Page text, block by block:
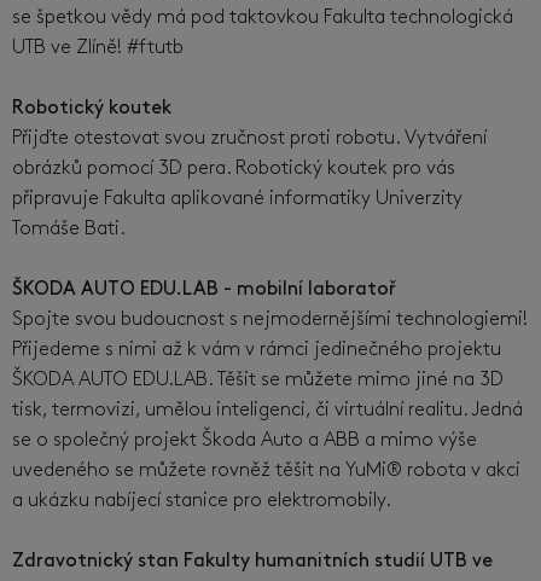
se špetkou vědy má pod taktovkou Fakulta technologická
UTB ve Zlíně! #ftutb
Robotický koutek
Přijďte otestovat svou zručnost proti robotu. Vytváření
obrázků pomocí 3D pera. Robotický koutek pro vás
připravuje Fakulta aplikované informatiky Univerzity
Tomáše Bati.
ŠKODA AUTO EDU.LAB - mobilní laboratoř
Spojte svou budoucnost s nejmodernějšími technologiemi!
Přijedeme s nimi až k vám v rámci jedinečného projektu
ŠKODA AUTO EDU.LAB. Těšit se můžete mimo jiné na 3D
tisk, termovizi, umělou inteligenci, či virtuální realitu. Jedná
se o společný projekt Škoda Auto a ABB a mimo výše
uvedeného se můžete rovněž těšit na YuMi® robota v akci
a ukázku nabíjecí stanice pro elektromobily.
Zdravotnický stan Fakulty humanitních studií UTB ve